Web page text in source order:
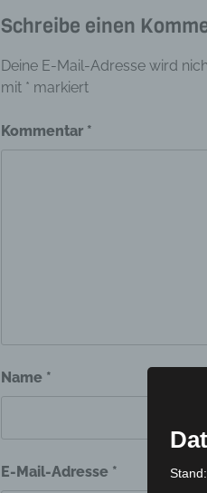
Schreibe einen
Deine E-Mail-Adresse wird
mit * markiert
Kommentar *
Name *
E-Mail-Adresse *